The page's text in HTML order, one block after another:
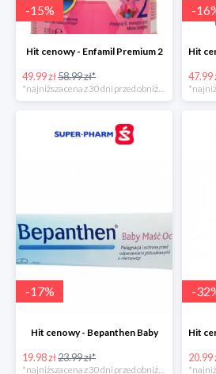
-15%
Hit cenowy - Enfamil Premium 2
49.99 zł58.99 zł*
-16
47.99
-17%
Hit cenowy - Bepanthen Baby
19.98 zł23.99 zł*
*najniższa cena z 30 dni przed obniżką
-32
20.99